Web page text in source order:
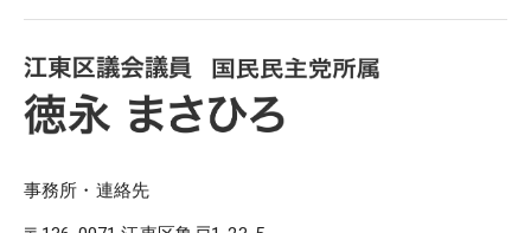
事務所・連絡先